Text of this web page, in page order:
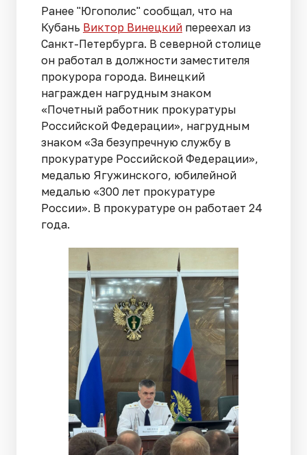
Ранее "Югополис" сообщал, что на
Кубань Виктор Винецкий переехал из
Санкт-Петербурга. В северной столице
он работал в должности заместителя
прокурора города. Винецкий
награжден нагрудным знаком
«Почетный работник прокуратуры
Российской Федерации», нагрудным
знаком «За безупречную службу в
прокуратуре Российской Федерации»,
медалью Ягужинского, юбилейной
медалью «300 лет прокуратуре
России». В прокуратуре он работает 24
года.